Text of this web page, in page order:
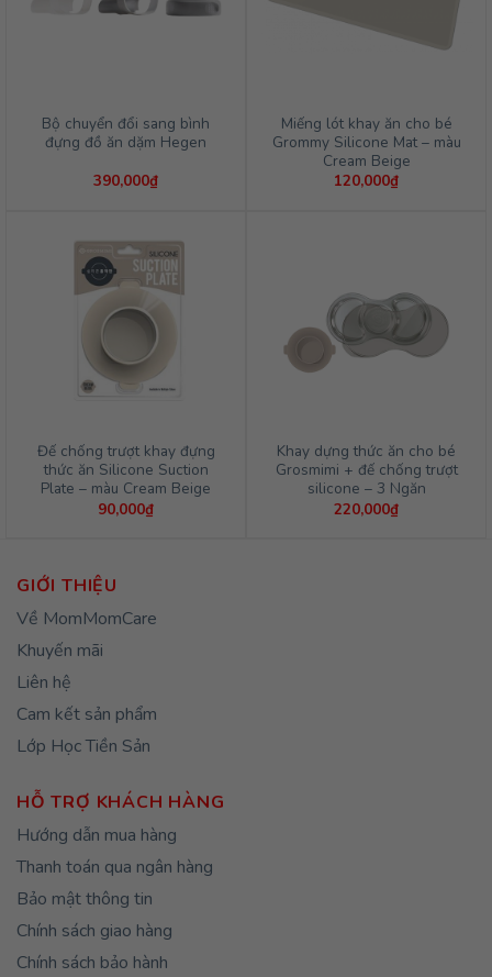
Bộ chuyển đổi sang bình
đựng đồ ăn dặm Hegen
390,000₫
Miếng lót khay ăn cho bé
Grommy Silicone Mat – màu
Cream Beige
120,000₫
Đế chống trượt khay đựng
thức ăn Silicone Suction
Plate – màu Cream Beige
90,000₫
Khay dựng thức ăn cho bé
Grosmimi + đế chống trượt
silicone – 3 Ngăn
220,000₫
GIỚI THIỆU
Về MomMomCare
Khuyến mãi
Liên hệ
Cam kết sản phẩm
Lớp Học Tiền Sản
HỖ TRỢ KHÁCH HÀNG
Hướng dẫn mua hàng
Thanh toán qua ngân hàng
Bảo mật thông tin
Chính sách giao hàng
Chính sách bảo hành